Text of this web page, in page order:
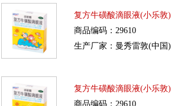
复方牛磺酸滴眼液(小乐敦)
商品编码：29610
生产厂家：曼秀雷敦(中国)
复方牛磺酸滴眼液(小乐敦)
商品编码：29610